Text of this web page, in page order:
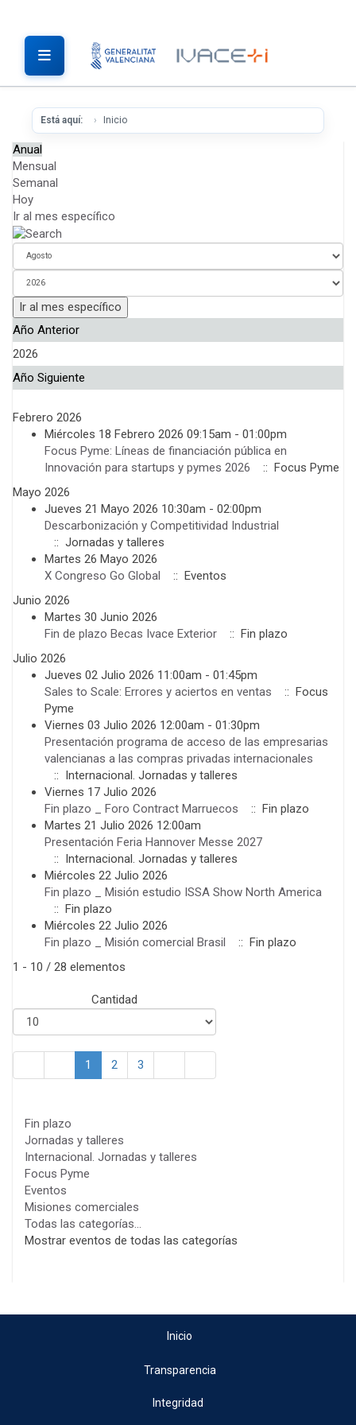
Está aquí: Inicio
Anual
Mensual
Semanal
Hoy
Ir al mes específico
Ir al mes específico
Año Anterior
2026
Año Siguiente
Febrero 2026
Miércoles 18 Febrero 2026 09:15am - 01:00pm
Focus Pyme: Líneas de financiación pública en
Innovación para startups y pymes 2026
:: Focus Pyme
Mayo 2026
Jueves 21 Mayo 2026 10:30am - 02:00pm
Descarbonización y Competitividad Industrial
:: Jornadas y talleres
Martes 26 Mayo 2026
X Congreso Go Global
:: Eventos
Junio 2026
Martes 30 Junio 2026
Fin de plazo Becas Ivace Exterior
:: Fin plazo
Julio 2026
Jueves 02 Julio 2026 11:00am - 01:45pm
Sales to Scale: Errores y aciertos en ventas
:: Focus
Pyme
Viernes 03 Julio 2026 12:00am - 01:30pm
Presentación programa de acceso de las empresarias
valencianas a las compras privadas internacionales
:: Internacional. Jornadas y talleres
Viernes 17 Julio 2026
Fin plazo _ Foro Contract Marruecos
:: Fin plazo
Martes 21 Julio 2026 12:00am
Presentación Feria Hannover Messe 2027
:: Internacional. Jornadas y talleres
Miércoles 22 Julio 2026
Fin plazo _ Misión estudio ISSA Show North America
:: Fin plazo
Miércoles 22 Julio 2026
Fin plazo _ Misión comercial Brasil
:: Fin plazo
Pagination List Limit
1 - 10 / 28 elementos
Cantidad
1 2 3
Fin plazo
Jornadas y talleres
Internacional. Jornadas y talleres
Focus Pyme
Eventos
Misiones comerciales
Todas las categorías...
Mostrar eventos de todas las categorías
Inicio
Transparencia
Integridad